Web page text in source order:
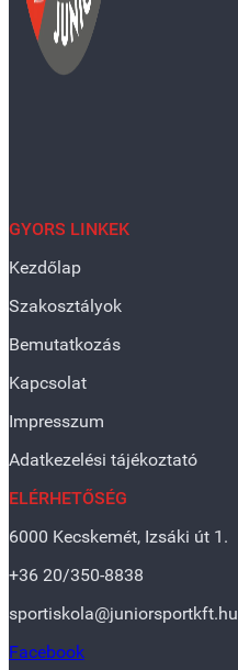
GYORS LINKEK
Kezdőlap
Szakosztályok
Bemutatkozás
Kapcsolat
Impresszum
Adatkezelési tájékoztató
ELÉRHETŐSÉG
6000 Kecskemét, Izsáki út 1.
+36 20/350-8838
sportiskola@juniorsportkft.hu
Facebook